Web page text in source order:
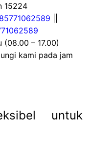
15224
(08.00 – 17.00)
kami pada jam
untuk